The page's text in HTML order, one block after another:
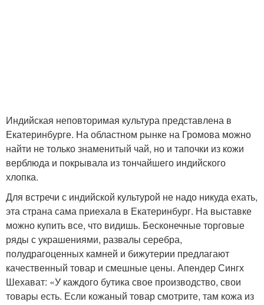
Индийская неповторимая культура представлена в
Екатеринбурге. На областном рынке на Громова можно
найти не только знаменитый чай, но и тапочки из кожи
верблюда и покрывала из тончайшего индийского
хлопка.
Для встречи с индийской культурой не надо никуда ехать,
эта страна сама приехала в Екатеринбург. На выставке
можно купить все, что видишь. Бесконечные торговые
ряды с украшениями, развалы серебра,
полудрагоценных камней и бижутерии предлагают
качественный товар и смешные цены. Апендер Сингх
Шехават: «У каждого бутика свое производство, свои
товары есть. Если кожаный товар смотрите, там кожа из